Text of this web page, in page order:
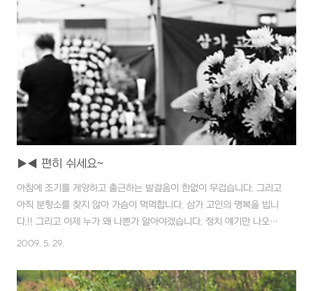
곳의 이정표가 보여 발길을 돌릴 수가 없었습니다. 어렸을 적부터 조부
님을 통해서 다산 선생님의 얘기를 많이 들었던 기억이 났기 때문입니
다. 족보를 뒤지면 곁가지이긴 하지만 다산(茶山) 정약용(丁若鏞)선생
님의 후예랍니다. 근데 학교..
▶◀ 편히 쉬세요~
아침에 조기를 게양하고 출근하는 발걸음이 한없이 무겁습니다. 그리고
아직 분향소를 찾지 않아 가슴이 먹먹합니다. 삼가 고인의 명복을 빕니
다.!! 그리고 이제 누가 왜 나쁜가 알아야겠습니다. 정치 얘기만 나오면
눈 가리고 귀 막는 제가 한없이 죄송스럽습니다. [추가 - 저녁 10시 50
왔습니다. 조금전 분향소의 모습 추가했습니다.
2009. 5. 29.